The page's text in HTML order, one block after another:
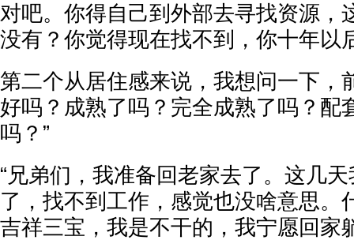
对吧。你得自己到外部去寻找资源，
没有？你觉得现在找不到，你十年以
第二个从居住感来说，我想问一下，
好吗？成熟了吗？完全成熟了吗？配
吗？”
“兄弟们，我准备回老家去了。这几
了，找不到工作，感觉也没啥意思。
吉祥三宝，我是不干的，我宁愿回家